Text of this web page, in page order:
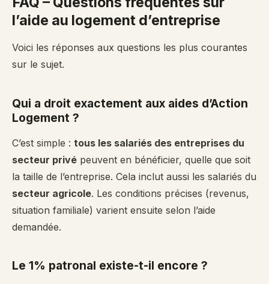
l’aide au logement d’entreprise
Voici les réponses aux questions les plus courantes
sur le sujet.
Qui a droit exactement aux aides d’Action
Logement ?
C’est simple : tous les salariés des entreprises du
secteur privé peuvent en bénéficier, quelle que soit
la taille de l’entreprise. Cela inclut aussi les salariés du
secteur agricole. Les conditions précises (revenus,
situation familiale) varient ensuite selon l’aide
demandée.
Le 1% patronal existe-t-il encore ?